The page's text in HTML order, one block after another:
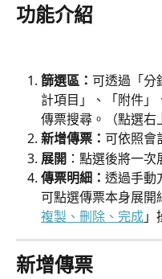
功能介紹
篩選區： 可透過「分
計項目」、「附件
傳票搜尋。（點選右
新增傳票： 可依照會
展開 ：點選後將一
傳票明細： 透過手動
可點選傳票本身展開
複製、刪除、完成」
新增傳票